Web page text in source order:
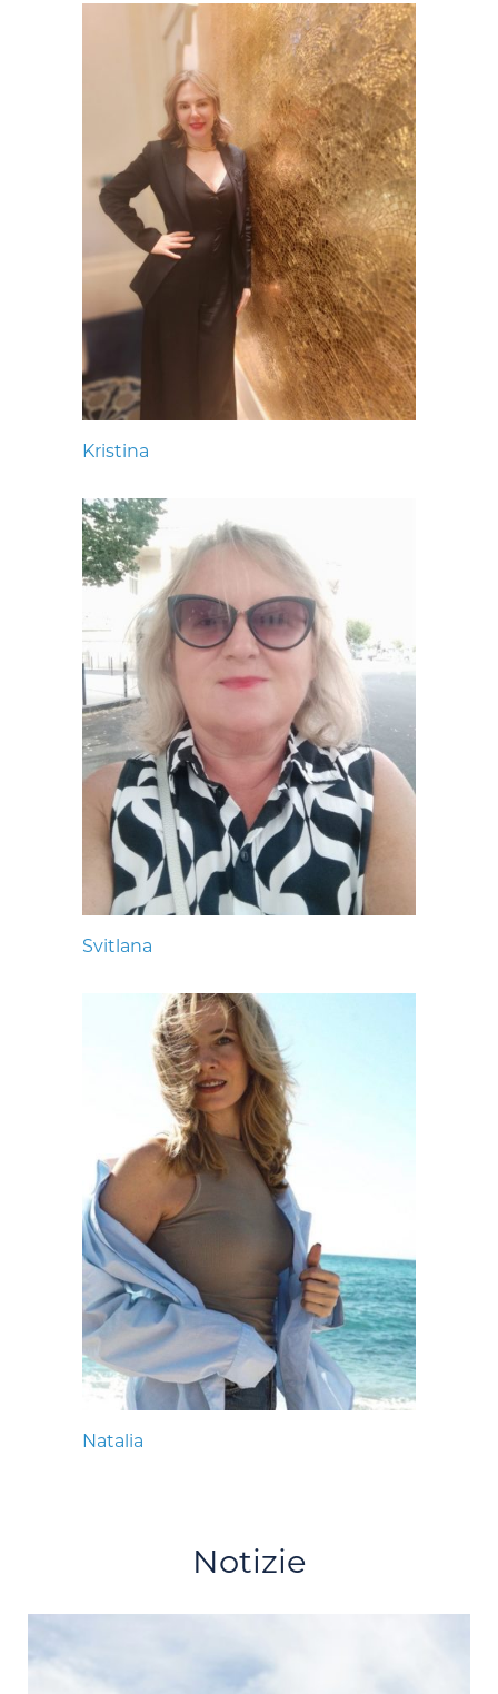
Kristina
Svitlana
Natalia
Notizie